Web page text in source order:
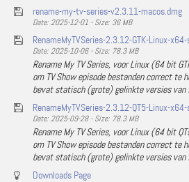
rename-my-tv-series-v2.3.11-macos.dmg
Date: 2025-12-01 - Size: 36 MB
RenameMyTVSeries-2.3.12-GTK-Linux-
Date: 2025-10-06 - Size: 78.3 MB
Rename My TV Series, voor Linux (64 bit
om TV Show episode bestanden correct te
bevat statisch (grote) gelinkte versies van
RenameMyTVSeries-2.3.12-QT5-Linux-
Date: 2025-09-28 - Size: 78.3 MB
Rename My TV Series, voor Linux (64 bit
om TV Show episode bestanden correct te
bevat statisch (grote) gelinkte versies van
Downloads Page